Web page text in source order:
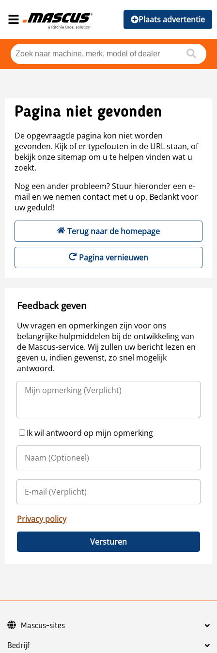
Plaats advertentie
Pagina niet gevonden
De opgevraagde pagina kon niet worden
gevonden. Kijk of er typefouten in de URL staan, of
bekijk onze sitemap om u te helpen vinden wat u
zoekt.
Nog een ander probleem? Stuur hieronder een e-
mail en we nemen contact met u op. Bedankt voor
uw geduld!
Terug naar de homepage
Pagina vernieuwen
Feedback geven
Uw vragen en opmerkingen zijn voor ons
belangrijke hulpmiddelen bij de ontwikkeling van
de Mascus-service. Wij zullen uw bericht lezen en
geven u, indien gewenst, zo snel mogelijk
antwoord.
Ik wil antwoord op mijn opmerking
Privacy policy
Versturen
Bedrijf
Mascus-sites